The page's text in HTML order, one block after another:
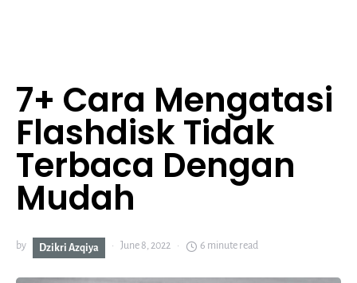
7+ Cara Mengatasi
Flashdisk Tidak
Terbaca Dengan
Mudah
by Dzikri Azqiya June 8, 2022 6 minute read